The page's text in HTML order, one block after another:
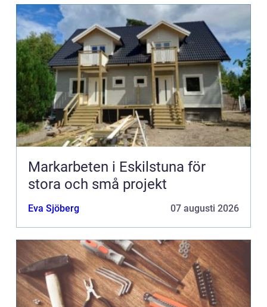
Markarbeten i Eskilstuna för
stora och små projekt
Eva Sjöberg 07 augusti 2026